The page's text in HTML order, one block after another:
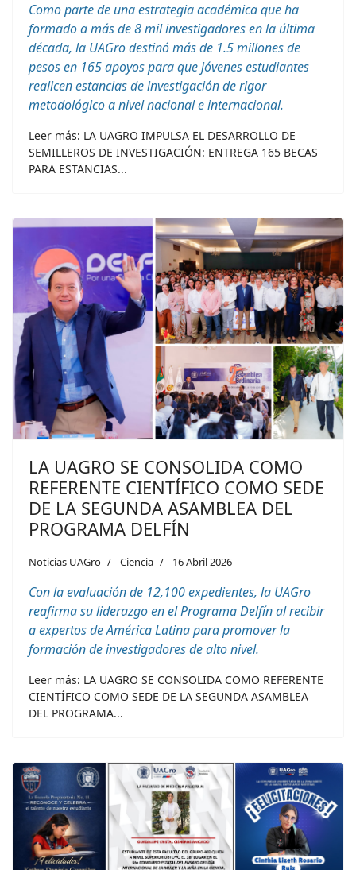
Como parte de una estrategia académica que ha
formado a más de 8 mil investigadores en la última
década, la UAGro destinó más de 1.5 millones de
pesos en 165 apoyos para que jóvenes estudiantes
realicen estancias de investigación de rigor
metodológico a nivel nacional e internacional.
Leer más: LA UAGRO IMPULSA EL DESARROLLO DE
SEMILLEROS DE INVESTIGACIÓN: ENTREGA 165 BECAS
PARA ESTANCIAS...
LA UAGRO SE CONSOLIDA COMO
REFERENTE CIENTÍFICO COMO SEDE
DE LA SEGUNDA ASAMBLEA DEL
PROGRAMA DELFÍN
Noticias UAGro Ciencia 16 Abril 2026
Con la evaluación de 12,100 expedientes, la UAGro
reafirma su liderazgo en el Programa Delfín al recibir
a expertos de América Latina para promover la
formación de investigadores de alto nivel.
Leer más: LA UAGRO SE CONSOLIDA COMO REFERENTE
CIENTÍFICO COMO SEDE DE LA SEGUNDA ASAMBLEA
DEL PROGRAMA...